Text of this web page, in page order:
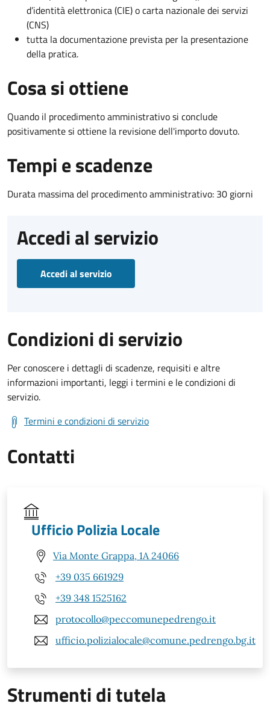
d’identità elettronica (CIE) o carta nazionale dei servizi
(CNS)
tutta la documentazione prevista per la presentazione
della pratica.
Cosa si ottiene
Quando il procedimento amministrativo si conclude
positivamente si ottiene la revisione dell'importo dovuto.
Tempi e scadenze
Durata massima del procedimento amministrativo: 30 giorni
Accedi al servizio
Accedi al servizio
Condizioni di servizio
Per conoscere i dettagli di scadenze, requisiti e altre
informazioni importanti, leggi i termini e le condizioni di
servizio.
Termini e condizioni di servizio
Contatti
Ufficio Polizia Locale
Via Monte Grappa, 1A 24066
+39 035 661929
+39 348 1525162
protocollo@peccomunepedrengo.it
ufficio.polizialocale@comune.pedrengo.bg.it
Strumenti di tutela